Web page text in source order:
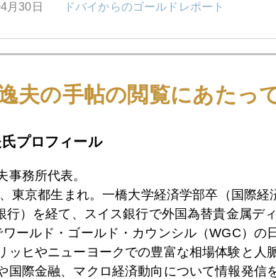
月30日 ドバイからのゴールドレポート
月24日
月22日 スイス メガバンクの凋落
月21日 ドル反騰、株高、金融不安一時後退、金
夫の手帖の閲覧にあたっ
プロフィール
事務所代表。
東京都生まれ。一橋大学経済学部卒（国際経
行）を経て、スイス銀行で外国為替貴金属デ
ールド・ゴールド・カウンシル（WGC）の
ッヒやニューヨークでの豊富な相場体験と人
国際金融、マクロ経済動向について情報発信